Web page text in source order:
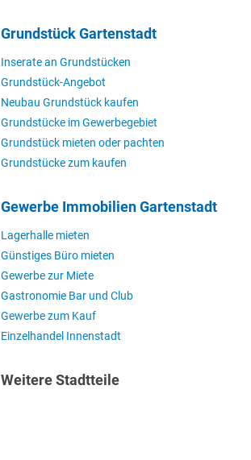
Grundstück Gartenstadt
Inserate an Grundstücken
Grundstück-Angebot
Neubau Grundstück kaufen
Grundstücke im Gewerbegebiet
Grundstück mieten oder pachten
Grundstücke zum kaufen
Gewerbe Immobilien Gartenstadt
Lagerhalle mieten
Günstiges Büro mieten
Gewerbe zur Miete
Gastronomie Bar und Club
Gewerbe zum Kauf
Einzelhandel Innenstadt
Weitere Stadtteile